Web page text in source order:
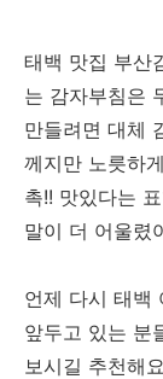
태백 맛집 부산
는 감자부침은
만들려면 대체
께지만 노릇하
촉!! 맛있다는
말이 더 어울렸
언제 다시 태백
앞두고 있는 분
보시길 추천해